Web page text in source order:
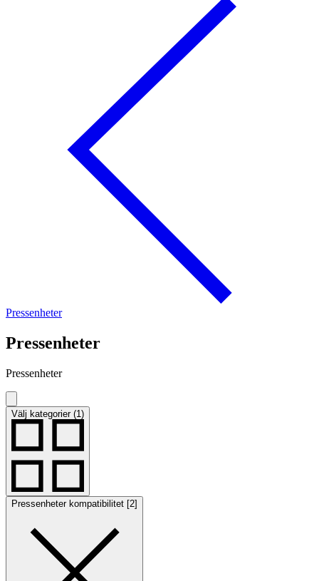
Pressenheter
Pressenheter
Pressenheter
Välj kategorier (1)
Pressenheter kompatibilitet [2]